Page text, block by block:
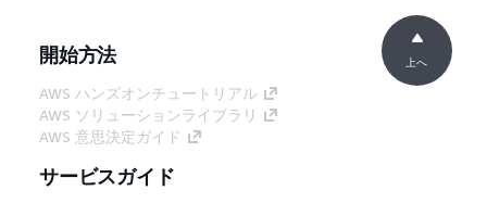
開始方法
AWS ハンズオンチュートリアル
AWS ソリューションライブラリ
AWS 意思決定ガイド
サービスガイド
上へ